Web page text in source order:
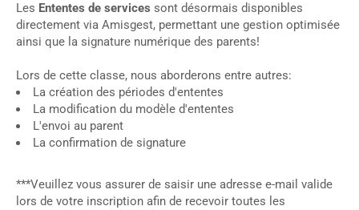
Les Ententes de services sont désormais disponibles
directement via Amisgest, permettant une gestion optimisée
ainsi que la signature numérique des parents!
Lors de cette classe, nous aborderons entre autres:
La création des périodes d'ententes
La modification du modèle d'ententes
L'envoi au parent
La confirmation de signature​
***Veuillez vous assurer de saisir une adresse e-mail valide
lors de votre inscription afin de recevoir toutes les